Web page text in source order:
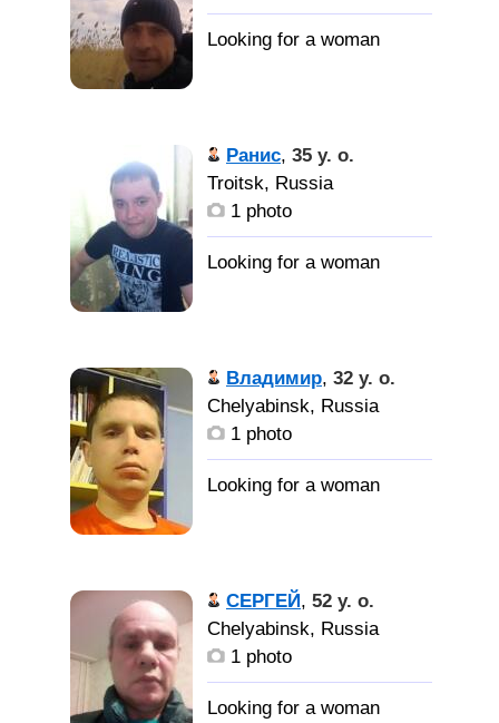
Ранис, 35 y. o.
Troitsk, Russia
1 photo
Владимир, 32 y. o.
Chelyabinsk, Russia
1 photo
СЕРГЕЙ, 52 y. o.
Chelyabinsk, Russia
1 photo